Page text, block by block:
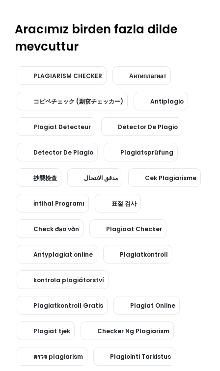
Aracımız birden fazla dilde
mevcuttur
PLAGIARISM CHECKER Антиплагиат
コピペチェック (剽窃チェッカー) Antiplagio
Plagiat Detecteur Detector De Plagio
Detector De Plagio Plagiatsprüfung
抄襲檢查 مدقق الانتحال Cek Plagiarisme
İntihal Programı 표절 검사
Check đạo văn Plagiaat Checker
Antyplagiat online Plagiatkontroll
kontrola plagiátorství
Plagiatkontroll Gratis Plagiat Online
Plagiat tjek Checker Ng Plagiarism
ตรวจ plagiarism Plagiointi Tarkistus